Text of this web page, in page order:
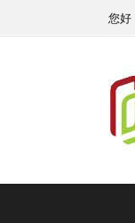
您好